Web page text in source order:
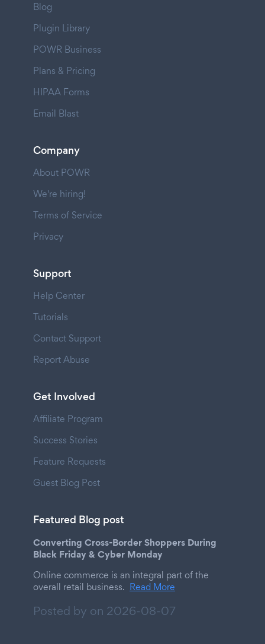
Blog
Plugin Library
POWR Business
Plans & Pricing
HIPAA Forms
Email Blast
Company
About POWR
We're hiring!
Terms of Service
Privacy
Support
Help Center
Tutorials
Contact Support
Report Abuse
Get Involved
Affiliate Program
Success Stories
Feature Requests
Guest Blog Post
Featured Blog post
Converting Cross-Border Shoppers During
Black Friday & Cyber Monday
Online commerce is an integral part of the
overall retail business. Read More
Posted by on 2026-08-07